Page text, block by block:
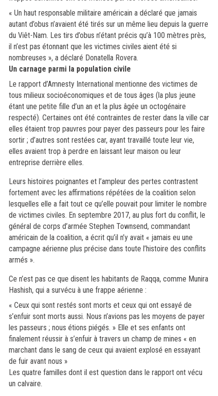
« Un haut responsable militaire américain a déclaré que jamais
autant d’obus n’avaient été tirés sur un même lieu depuis la guerre
du Viêt-Nam. Les tirs d’obus n’étant précis qu’à 100 mètres près,
il n’est pas étonnant que les victimes civiles aient été si
nombreuses », a déclaré Donatella Rovera.
Un carnage parmi la population civile
Le rapport d’Amnesty International mentionne des victimes de
tous milieux socioéconomiques et de tous âges (la plus jeune
étant une petite fille d’un an et la plus âgée un octogénaire
respecté). Certaines ont été contraintes de rester dans la ville car
elles étaient trop pauvres pour payer des passeurs pour les faire
sortir ; d’autres sont restées car, ayant travaillé toute leur vie,
elles avaient trop à perdre en laissant leur maison ou leur
entreprise derrière elles.
Leurs histoires poignantes et l’ampleur des pertes contrastent
fortement avec les affirmations répétées de la coalition selon
lesquelles elle a fait tout ce qu’elle pouvait pour limiter le nombre
de victimes civiles. En septembre 2017, au plus fort du conflit, le
général de corps d’armée Stephen Townsend, commandant
américain de la coalition, a écrit qu’il n’y avait « jamais eu une
campagne aérienne plus précise dans toute l’histoire des conflits
armés ».
Ce n’est pas ce que disent les habitants de Raqqa, comme Munira
Hashish, qui a survécu à une frappe aérienne :
« Ceux qui sont restés sont morts et ceux qui ont essayé de
s’enfuir sont morts aussi. Nous n’avions pas les moyens de payer
les passeurs ; nous étions piégés. » Elle et ses enfants ont
finalement réussir à s’enfuir à travers un champ de mines « en
marchant dans le sang de ceux qui avaient explosé en essayant
de fuir avant nous »
Les quatre familles dont il est question dans le rapport ont vécu
un calvaire.